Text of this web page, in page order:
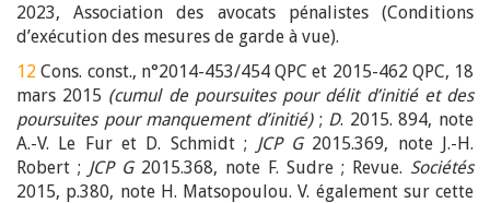
2023,
Association des avocats pénalistes (Conditions
d’exécution des mesures de garde à vue).
12 Cons. const., n°2014-453/454 QPC et 2015-462 QPC, 18
mars 2015 (cumul de poursuites pour délit d’initié et des
poursuites pour manquement d’initié); D. 2015. 894, note
A.-V. Le Fur et D. Schmidt ; JCP G2015.369, note J.-H.
Robert ; JCP G 2015.368, note F. Sudre ; Revue. Sociétés
2015, p.380, note H. Matsopoulou. V. également sur cette